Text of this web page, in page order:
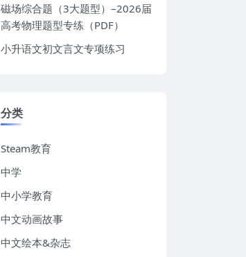
磁场综合题（3大题型）–2026届
高考物理题型专练（PDF）
小升语文初文言文专项练习
分类
Steam教育
中学
中小学教育
中文动画故事
中文绘本&杂志